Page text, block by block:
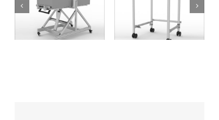
Solución de trabajo
de diferentes
ángulos
Mesa plegable para
transporte de Cajas